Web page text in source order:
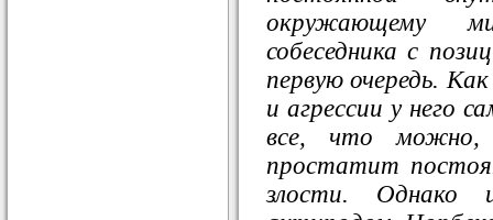
окружающему
собеседника с
первую очередь.
и агрессии у него
все, что можно,
простатит
злости. Однако